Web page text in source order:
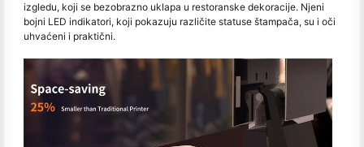
izgledu, koji se bezobrazno uklapa u restoranske dekoracije. Njeni
bojni LED indikatori, koji pokazuju različite statuse štampača, su i oči
uhvaćeni i praktični.